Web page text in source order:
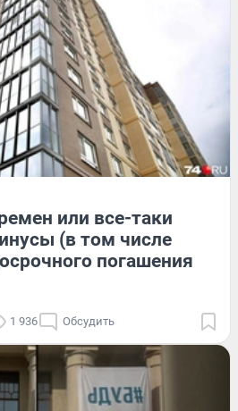
или все-таки
(в том числе
погашения
1 936 Обсудить